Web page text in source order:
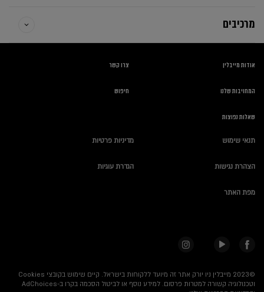
מרכיבים
אודות מייבלין
המחויבות שלנו
שאלות נפוצות
צרו קשר
חיפוש
תנאי שימוש מדיניות פרטיות
הצהרת נגישות הגדרת עוגיות
מפת האתר
©2023 מייבלין ניו יורק אתר זה מיועד ללקוחות בישראל.
קיים שימוש בקובצי Cookies
וטכנולוגיה קשורה למטרות פרסום. למידע נוסף או לביטול הסכמה בקרו ב-AdChoices